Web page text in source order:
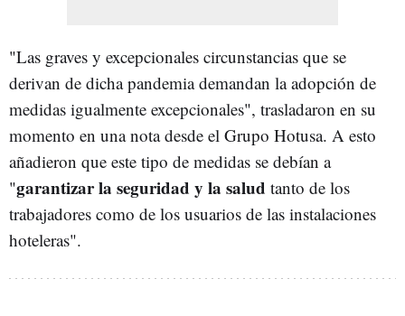
"Las graves y excepcionales circunstancias que se
derivan de dicha pandemia demandan la adopción de
medidas igualmente excepcionales", trasladaron en su
momento en una nota desde el Grupo Hotusa. A esto
añadieron que este tipo de medidas se debían a
"garantizar la seguridad y la salud tanto de los
trabajadores como de los usuarios de las instalaciones
hoteleras".